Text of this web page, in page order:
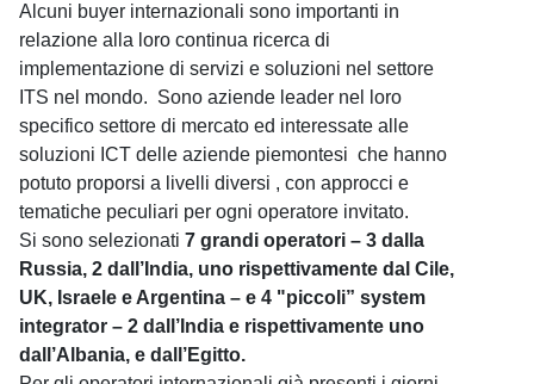
Alcuni buyer internazionali sono importanti in
relazione alla loro continua ricerca di
implementazione di servizi e soluzioni nel settore
ITS nel mondo. Sono aziende leader nel loro
specifico settore di mercato ed interessate alle
soluzioni ICT delle aziende piemontesi che hanno
potuto proporsi a livelli diversi , con approcci e
tematiche peculiari per ogni operatore invitato.
Si sono selezionati 7 grandi operatori – 3 dalla
Russia, 2 dall’India, uno rispettivamente dal Cile,
UK, Israele e Argentina – e 4 "piccoli” system
integrator – 2 dall’India e rispettivamente uno
dall’Albania, e dall’Egitto.